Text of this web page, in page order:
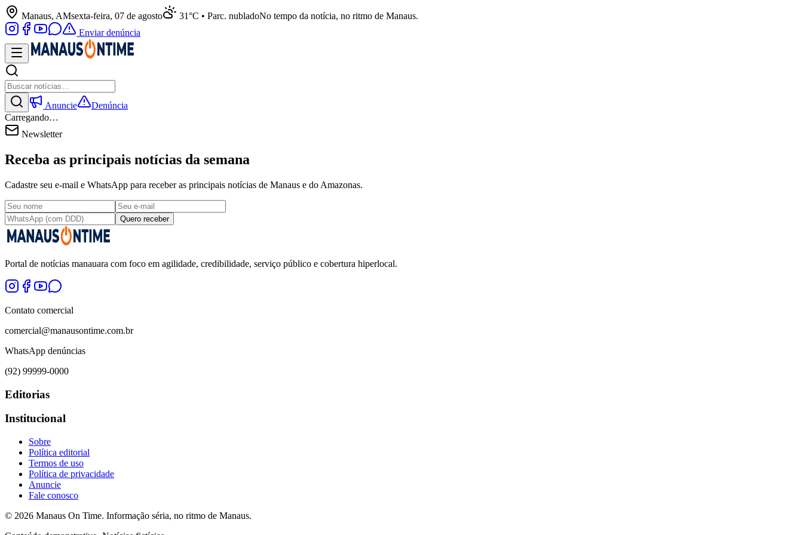
Manaus, AMsexta-feira, 07 de agosto 31°C • Parc. nubladoNo tempo da notícia, no ritmo de Manaus.
Enviar denúncia
Anuncie
Denúncia
Carregando…
Newsletter
Receba as principais notícias da semana
Cadastre seu e-mail e WhatsApp para receber as principais notícias de Manaus e do Amazonas.
Quero receber
Portal de notícias manauara com foco em agilidade, credibilidade, serviço público e cobertura hiperlocal.
Contato comercial
comercial@manausontime.com.br
WhatsApp denúncias
(92) 99999-0000
Editorias
Institucional
Sobre
Política editorial
Termos de uso
Política de privacidade
Anuncie
Fale conosco
© 2026 Manaus On Time. Informação séria, no ritmo de Manaus.